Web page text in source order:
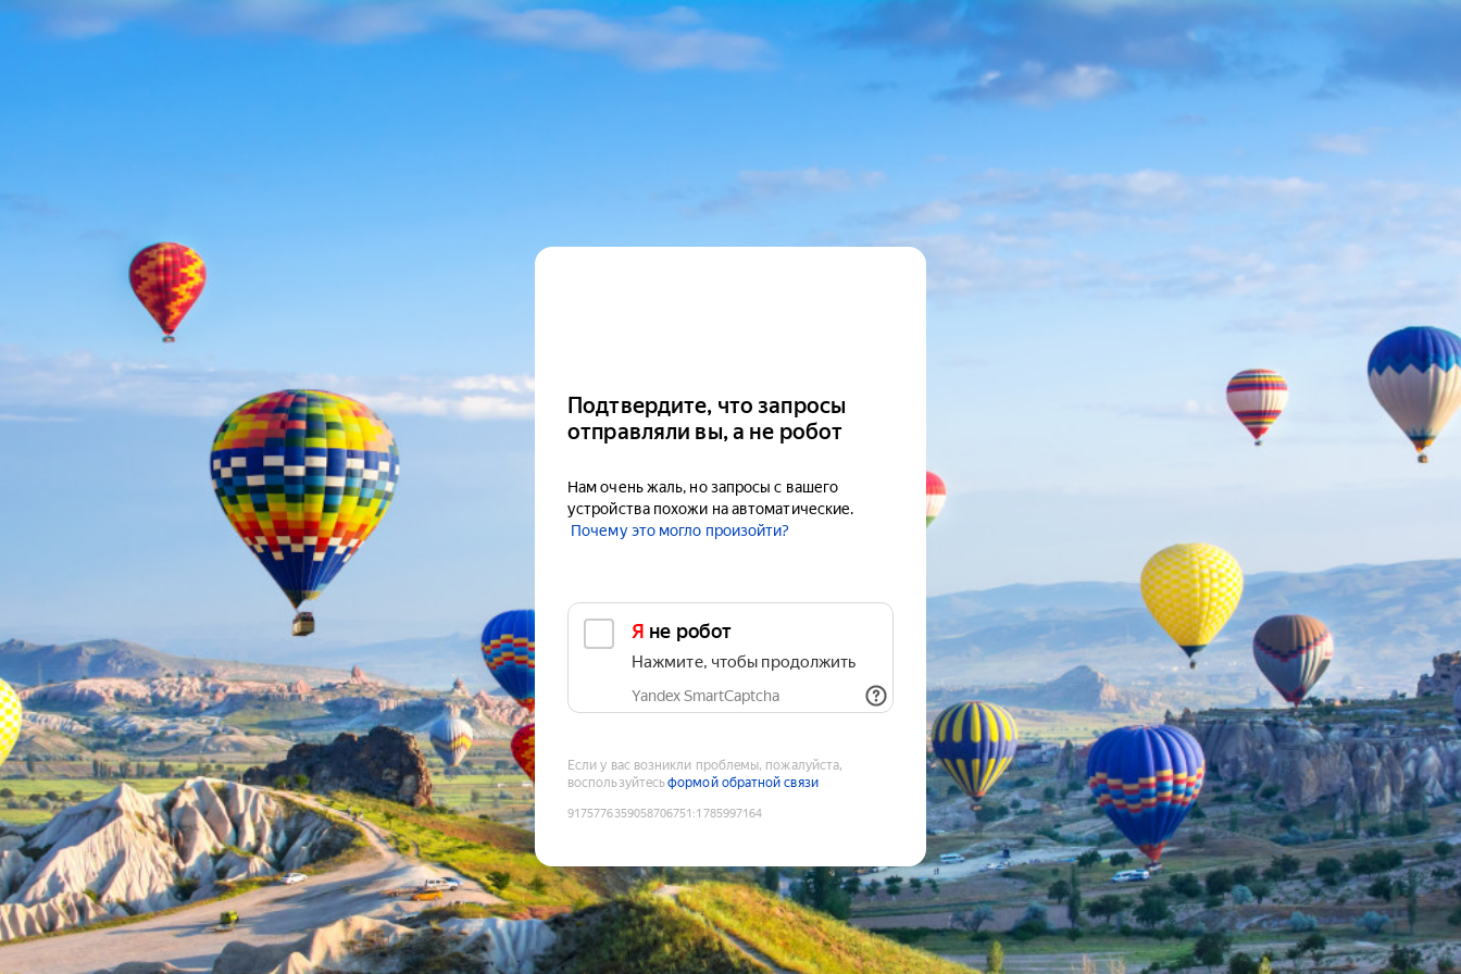
Подтвердите, что запросы
отправляли вы, а не робот
Нам очень жаль, но запросы с вашего
устройства похожи на автоматические.
Почему это могло произойти?
Я не робот
Нажмите, чтобы продолжить
Yandex SmartCaptcha
Если у вас возникли проблемы, пожалуйста,
воспользуйтесьформой обратной связи
9175776359058706751 :1785997164